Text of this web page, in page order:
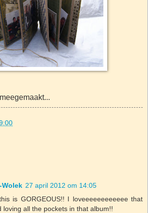
Wolek 27 april 2012 om 14:05
is GORGEOUS!! I loveeeeeeeeeeee that
loving all the pockets in that album!!